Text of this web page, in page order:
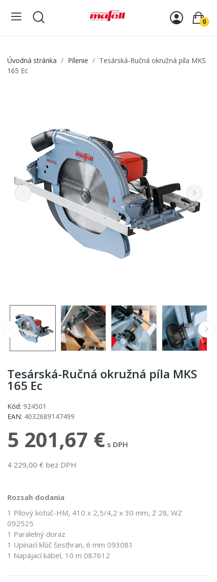
0
Úvodná stránka Pílenie
Tesárská-Ručná okružná píla MKS
165 Ec
Tesárská-Ručná okružná píla MKS
165 Ec
Kód: 924501
EAN: 4032689147499
5 201,67 € s DPH
4 229,00 € bez DPH
Rozsah dodania
1 Pílový kotúč-HM, 410 x 2,5/4,2 x 30 mm, Z 28, WZ
092525
1 Paralelný doraz
1 Upínací kľúč šesťhran, 6 mm 093081
1 Napájací kábel, 10 m 087612